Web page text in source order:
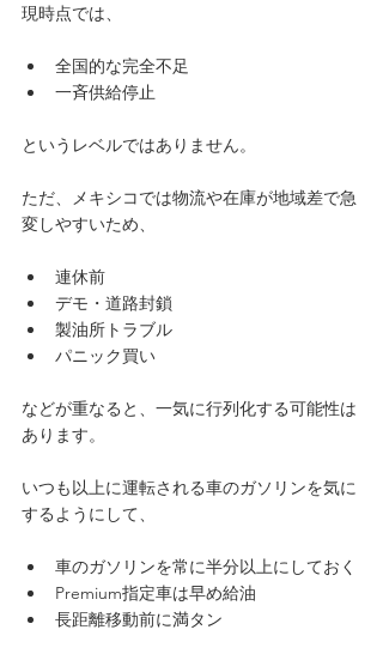
現時点では、
全国的な完全不足
一斉供給停止
というレベルではありません。
ただ、メキシコでは物流や在庫が地域差で急
変しやすいため、
連休前
デモ・道路封鎖
製油所トラブル
パニック買い
などが重なると、一気に行列化する可能性は
あります。
いつも以上に運転される車のガソリンを気に
するようにして、
車のガソリンを常に半分以上にしておく
Premium指定車は早め給油
長距離移動前に満タン